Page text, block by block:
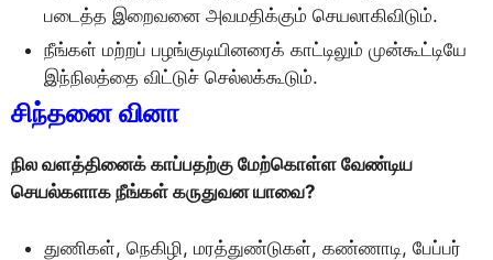
படைத்த இறைவனை அவமதிக்கும் செயலாகிவிடும்.
நீங்கள் மற்றப் பழங்குடியினரைக் காட்டிலும் முன்கூட்டியே
இந்நிலத்தை விட்டுச் செல்லக்கூடும்.
சிந்தனை வினா
நில வளத்தினைக் காப்பதற்கு மேற்கொள்ள வேண்டிய
செயல்களாக நீங்கள் கருதுவன யாவை?
துணிகள், நெகிழி, மரத்துண்டுகள், கண்ணாடி, பேப்பர்